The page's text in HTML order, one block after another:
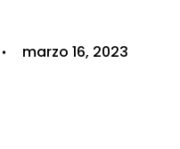
marzo 16, 2023